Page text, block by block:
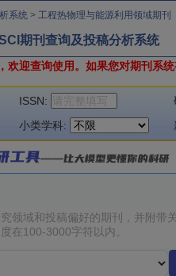
系统 > 工程热物理与能源利用领域期刊
期刊查询及投稿分析系统
迎查询使用。 如果您对期刊系
ISSN:
小类学科: